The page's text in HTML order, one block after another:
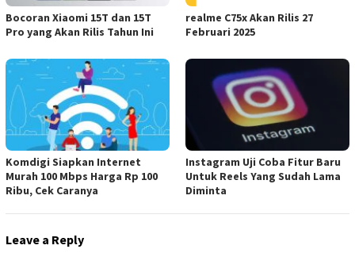
Bocoran Xiaomi 15T dan 15T
Pro yang Akan Rilis Tahun Ini
realme C75x Akan Rilis 27
Februari 2025
Komdigi Siapkan Internet
Murah 100 Mbps Harga Rp 100
Ribu, Cek Caranya
Instagram Uji Coba Fitur Baru
Untuk Reels Yang Sudah Lama
Diminta
Leave a Reply